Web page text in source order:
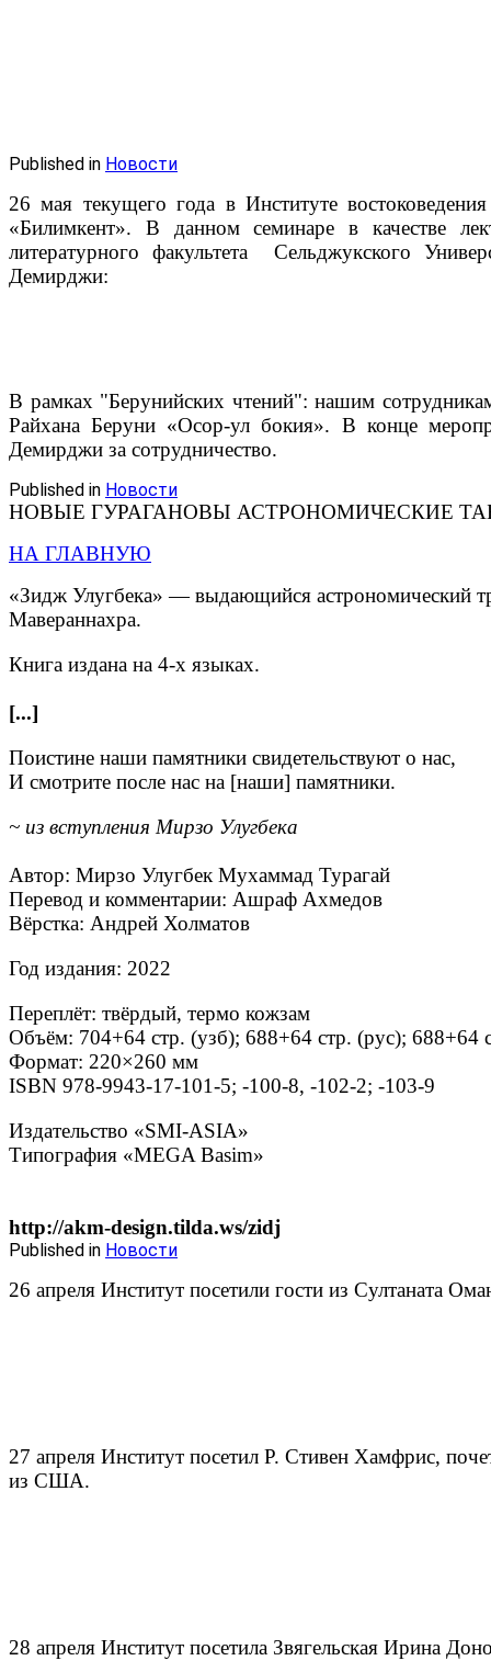
Published in Новости
26 мая текущего года в Институте
«Билимкент». В данном семинаре в качестве
литературного факультета Сельджукского
Демирджи:
В рамках "Берунийских чтений": нашим
Райхана Беруни «Осор-ул бокия». В конце
Демирджи за сотрудничество.
Published in Новости
НОВЫЕ ГУРАГАНОВЫ АСТРОНОМИЧЕСКИЕ
НА ГЛАВНУЮ
«Зидж Улугбека» — выдающийся астрономический
Мавераннахра.
Книга издана на 4-х языках.
[...]
Поистине наши памятники свидетельствуют о нас,
И смотрите после нас на [наши] памятники.
~ из вступления Мирзо Улугбека
Автор: Мирзо Улугбек Мухаммад Турагай
Перевод и комментарии: Ашраф Ахмедов
Вёрстка: Андрей Холматов
Год издания: 2022
Переплёт: твёрдый, термо кожзам
Объём: 704+64 стр. (узб); 688+64 стр. (рус); 688+64
Формат: 220×260 мм
ISBN 978-9943-17-101-5; -100-8, -102-2; -103-9
Издательство «SMI-ASIA»
Типография «MEGA Basim»
http://akm-design.tilda.ws/zidj
Published in Новости
26 апреля Институт посетили гости из Султаната
27 апреля Институт посетил Р. Стивен Хамфрис,
из США.
28 апреля Институт посетила Звягельская Ирина